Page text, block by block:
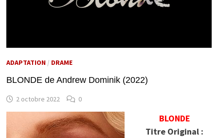
ADAPTATION/ DRAME
BLONDE de Andrew Dominik (2022)
2 octobre 2022 0
BLONDE
Titre Original :